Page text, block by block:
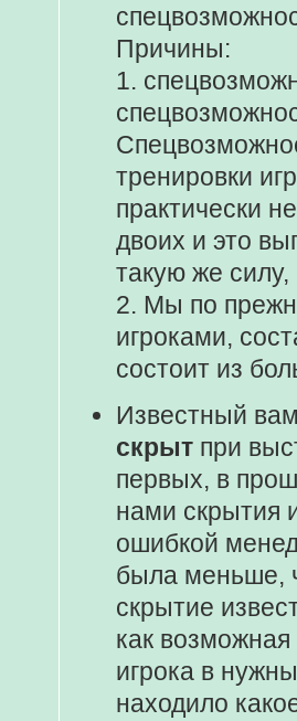
Причины:
1.
тренировки
практически
двоих и это
такую же
2. Мы по
игроками,
состоит из
Известный
скрыт при
первых, в
нами скрытия
ошибкой
была меньше,
скрытие
как
игрока в
находило